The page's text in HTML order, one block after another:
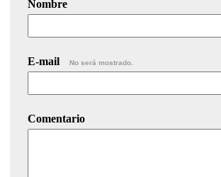
Nombre
E-mail No será mostrado.
Comentario